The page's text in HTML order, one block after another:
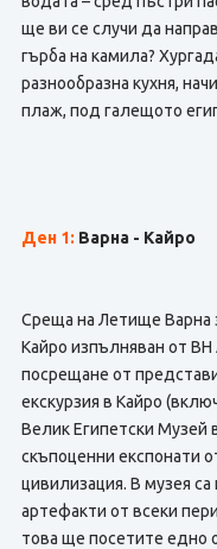
ще ви се случи да
гърба на камила?
разнообразна кухня,
плаж, под галещото
Ден 1: Варна - Кайро
Среща на Летище Варна
Кайро изпълняван от
посрещане от
екскурзия в Кайро
Велик Египетски Музей
скъпоценни експонати
цивилизация. В музея
артефакти от всеки
това ще посетите едно